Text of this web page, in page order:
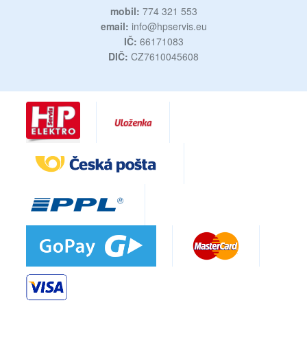
mobil: 774 321 553
email: info@hpservis.eu
IČ: 66171083
DIČ: CZ7610045608